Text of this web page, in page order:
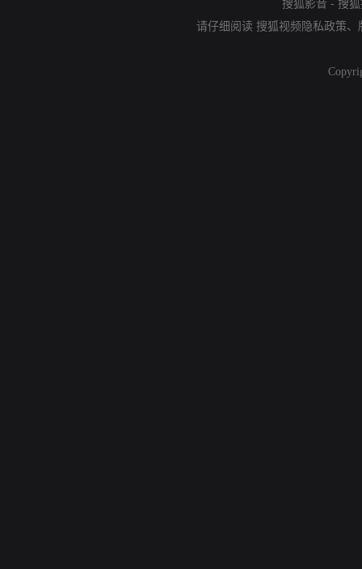
搜狐影音 - 搜
请仔细阅读 搜狐视频隐私政策、